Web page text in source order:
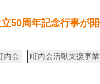
50周年記念行事が
内会 町内会活動支援事業